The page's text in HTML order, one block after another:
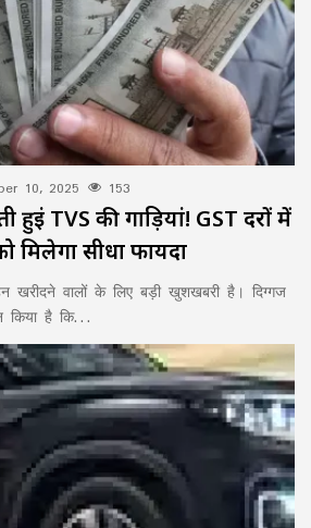
10, 2025 153
TVS की गाड़ियां! GST दरों में
मिलेगा सीधा फायदा
खरीदने वालों के लिए बड़ी खुशखबरी है। दिग्गज
किया है कि…